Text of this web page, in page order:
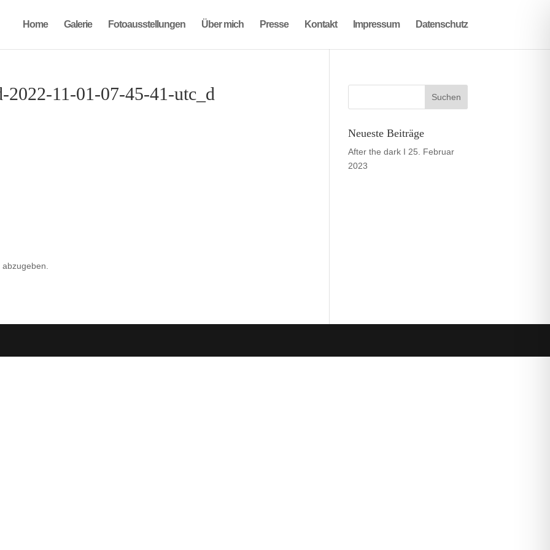
Home Galerie Fotoausstellungen Über mich Presse Kontakt Impressum Datenschutz
2022-11-01-07-45-41-utc_d
Neueste Beiträge
After the dark I 25. Februar
2023